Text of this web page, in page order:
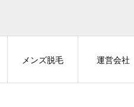
メンズ脱毛 運営会社